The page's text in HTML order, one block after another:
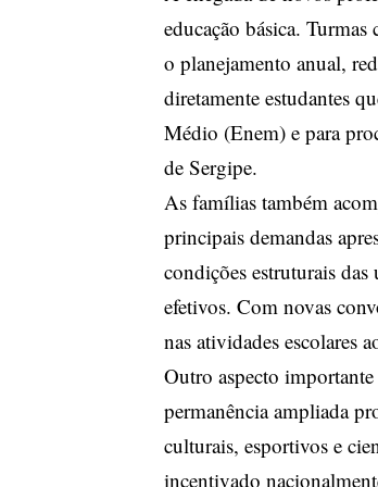
educação básica.
o planejamento anual,
diretamente estudantes
Médio (Enem) e para
de Sergipe.
As famílias também
principais demandas
condições estruturais
efetivos. Com novas
nas atividades escolares
Outro aspecto
permanência ampliada
culturais, esportivos e
incentivado